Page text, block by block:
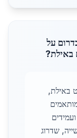
על
באילת?
באילת,
שדרוג